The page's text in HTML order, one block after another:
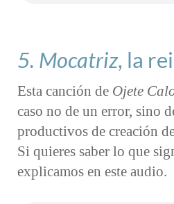
5. Mocatriz, la
Esta canción de Ojete
caso no de un error, sino
productivos de creación
Si quieres saber lo que
explicamos en este audio.